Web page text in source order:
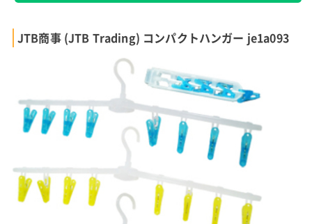
JTB商事 (JTB Trading) コンパクトハンガー je1a093